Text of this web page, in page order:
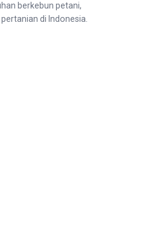
berkebun petani,
di Indonesia.